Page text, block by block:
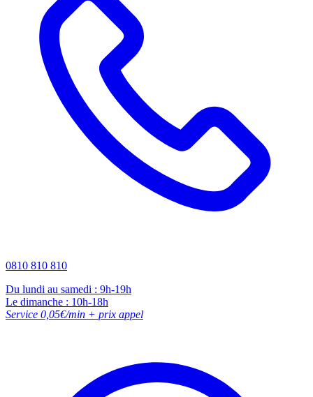
0810 810 810
Du lundi au samedi : 9h-19h
Le dimanche : 10h-18h
Service 0,05€/min + prix appel